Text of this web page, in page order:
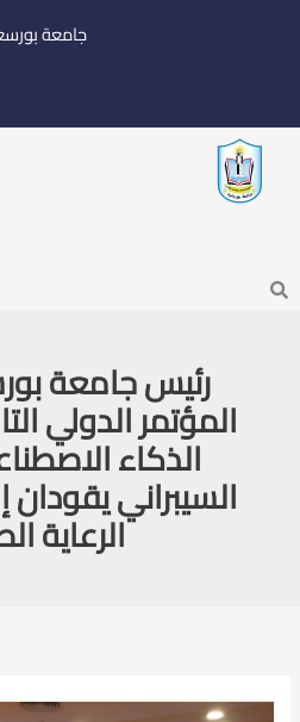
جامعة
Search
رئيس جامعة
المؤتمر الدولي
الذكاء
السيبراني
الرعاية